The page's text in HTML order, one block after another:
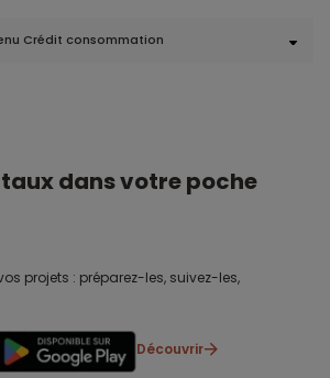
Crédit consommation
dans votre poche
projets : préparez-les, suivez-les,
Découvrir